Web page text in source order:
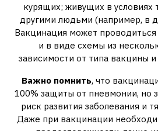
курящих; живущих в условиях
другими людьми (например, в
Вакцинация может проводиться
и в виде схемы из
зависимости от типа вакцины и
Важно помнить, что
100% защиты от пневмонии, но
риск развития заболевания и
Даже при вакцинации